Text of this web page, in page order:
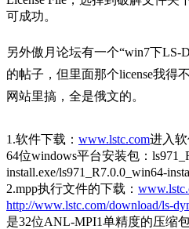
可成功。
另外傲月论坛有一个“win7下LS-
的帖子，但里面那个license我得
网站里搞，全是俄文的。
1.软件下载： www.lstc.com进入
64位windows平台安装包：
install.exe/ls971_R7.0.0_win64-
2.mpp执行文件的下载：
http://www.lstc.com/download/ls-
是32位ANL-MPI1单精度的压缩